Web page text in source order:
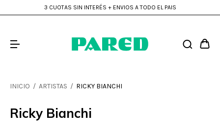
3 CUOTAS SIN INTERÉS + ENVIOS A TODO EL PAIS
INICIO / ARTISTAS / RICKY BIANCHI
Ricky Bianchi